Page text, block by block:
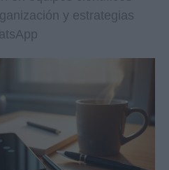
y estrategias